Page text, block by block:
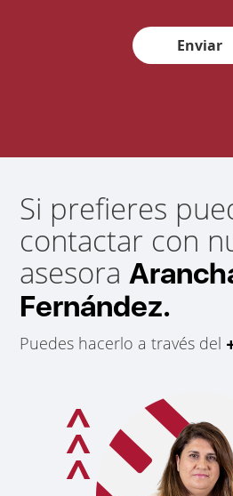
Enviar
Si prefieres
contactar con
asesora
Fernández.
Puedes hacerlo a través del